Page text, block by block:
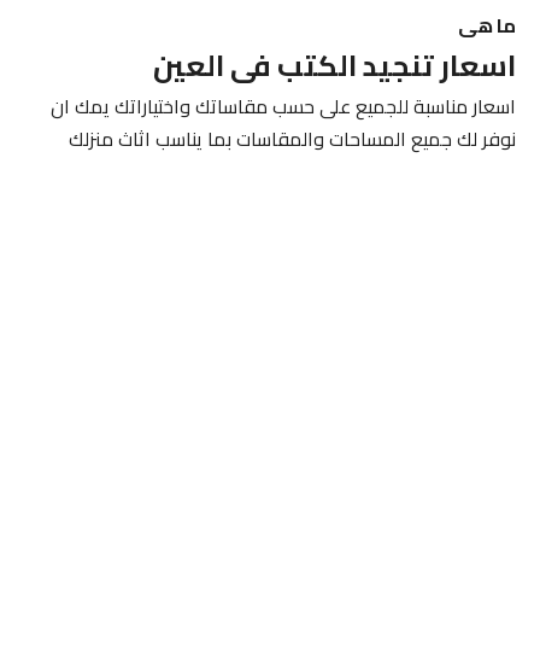
ما هى
اسعار تنجيد الكتب فى العين
اسعار مناسبة للجميع على حسب مقاساتك واختياراتك يمك ان
نوفر لك جميع المساحات والمقاسات بما يناسب اثاث منزلك